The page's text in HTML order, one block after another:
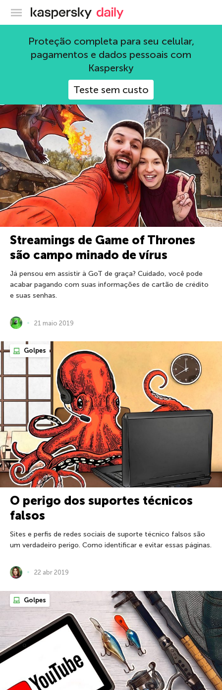
Blog oficial da Kaspersky
Proteção completa para seu celular,
pagamentos e dados pessoais com
Kaspersky
Teste sem custo
Golpes
Streamings de Game of Thrones
são campo minado de vírus
Já pensou em assistir à GoT de graça? Cuidado, você pode
acabar pagando com suas informações de cartão de crédito
e suas senhas.
21 maio 2019
Golpes
O perigo dos suportes técnicos
falsos
Sites e perfis de redes sociais de suporte técnico falsos são
um verdadeiro perigo. Como identificar e evitar essas páginas.
22 abr 2019
Golpes